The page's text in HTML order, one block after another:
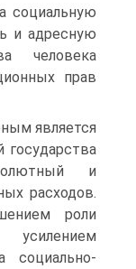
социальную
и адресную
человека
прав
является
государства
и
расходов.
роли
соци­ально-